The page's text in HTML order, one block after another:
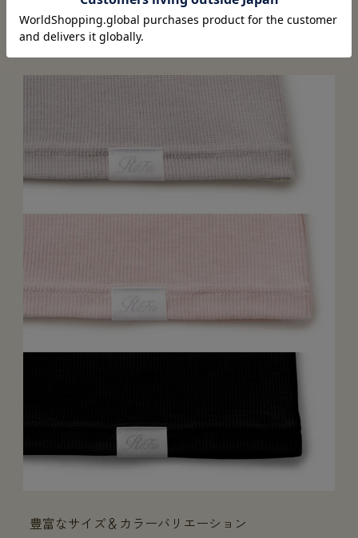
アウターからは見えない長さでありつつ、手首までしっか
り血行促進。
豊富なサイズ＆カラーバリエーション